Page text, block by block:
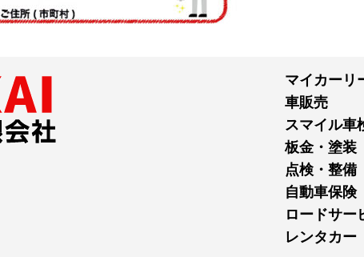
マイカーリ
車販売
スマイル車
板金・塗装
点検・整備
自動車保険
ロードサー
レンタカー